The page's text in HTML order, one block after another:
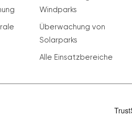
Windparks
Überwachung von
Solarparks
Alle Einsatzbereiche